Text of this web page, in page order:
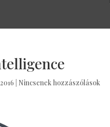
Nincsenek hozzászólások